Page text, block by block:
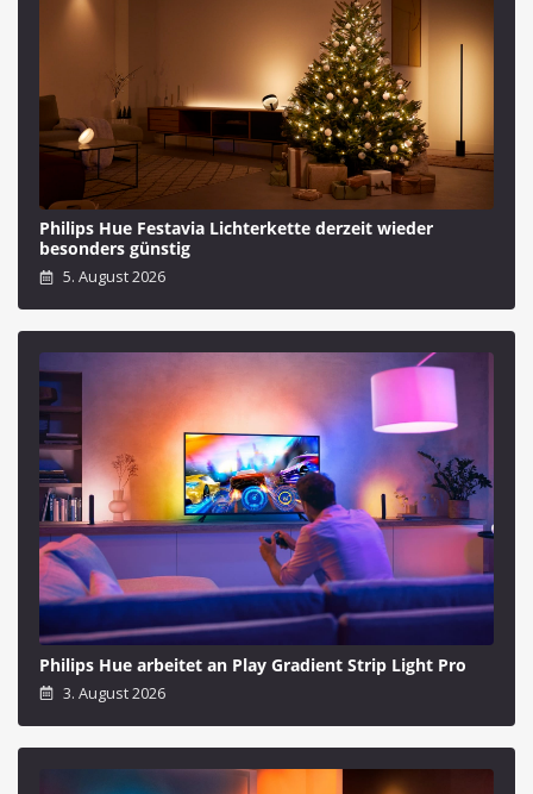
Philips Hue Festavia Lichterkette derzeit wieder
besonders günstig
5. August 2026
Philips Hue arbeitet an Play Gradient Strip Light Pro
3. August 2026